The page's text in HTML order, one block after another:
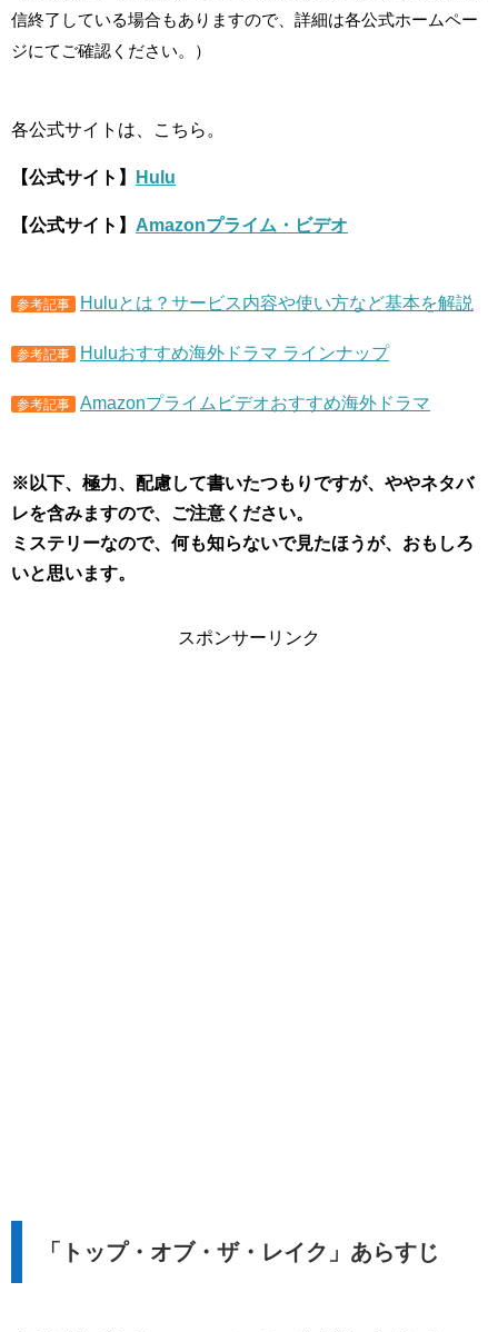
信終了している場合もありますので、詳細は各公式ホームペー
ジにてご確認ください。）
各公式サイトは、こちら。
【公式サイト】 Hulu
【公式サイト】 Amazonプライム・ビデオ
参考記事 Huluとは？サービス内容や使い方など基本を解説
参考記事 Huluおすすめ海外ドラマ ラインナップ
参考記事 Amazonプライムビデオおすすめ海外ドラマ
※以下、極力、配慮して書いたつもりですが、ややネタバ
レを含みますので、ご注意ください。
ミステリーなので、何も知らないで見たほうが、おもしろ
いと思います。
スポンサーリンク
「トップ・オブ・ザ・レイク」あらすじ